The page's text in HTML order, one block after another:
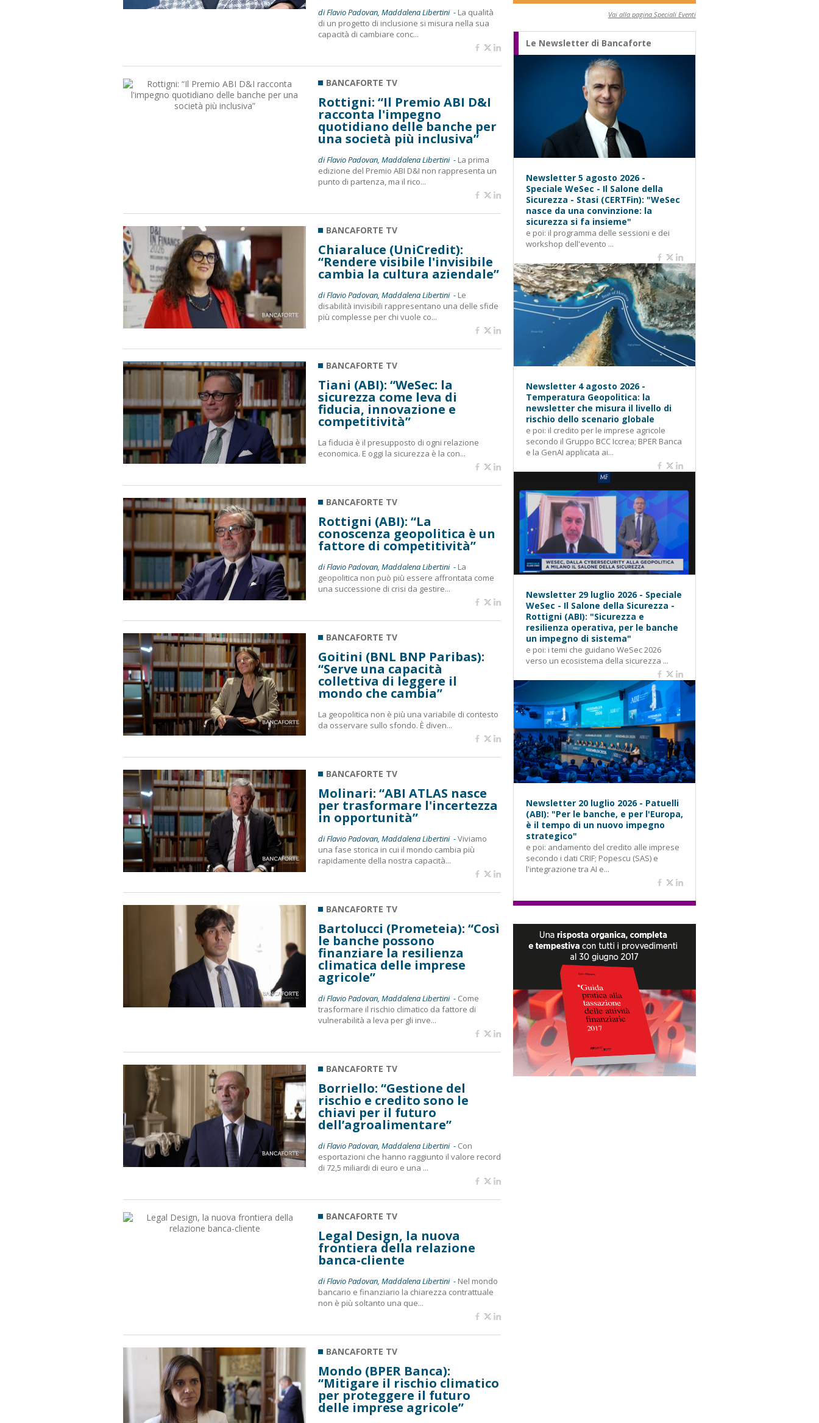
di Flavio Padovan, Maddalena Libertini - La qualità
di un progetto di inclusione si misura nella sua
capacità di cambiare conc...
BANCAFORTE TV
Rottigni: “Il Premio ABI D&I
racconta l'impegno
quotidiano delle banche per
una società più inclusiva”
di Flavio Padovan, Maddalena Libertini - La prima
edizione del Premio ABI D&I non rappresenta un
punto di partenza, ma il rico...
BANCAFORTE TV
Chiaraluce (UniCredit):
“Rendere visibile l'invisibile
cambia la cultura aziendale”
di Flavio Padovan, Maddalena Libertini - Le
disabilità invisibili rappresentano una delle sfide
più complesse per chi vuole co...
BANCAFORTE TV
Tiani (ABI): “WeSec: la
sicurezza come leva di
fiducia, innovazione e
competitività”
La fiducia è il presupposto di ogni relazione
economica. E oggi la sicurezza è la con...
BANCAFORTE TV
Rottigni (ABI): “La
conoscenza geopolitica è un
fattore di competitività”
di Flavio Padovan, Maddalena Libertini - La
geopolitica non può più essere affrontata come
una successione di crisi da gestire...
BANCAFORTE TV
Goitini (BNL BNP Paribas):
“Serve una capacità
collettiva di leggere il
mondo che cambia”
La geopolitica non è più una variabile di contesto
da osservare sullo sfondo. È diven...
BANCAFORTE TV
Molinari: “ABI ATLAS nasce
per trasformare l'incertezza
in opportunità”
di Flavio Padovan, Maddalena Libertini -Viviamo
una fase storica in cui il mondo cambia più
rapidamente della nostra capacità...
BANCAFORTE TV
Bartolucci (Prometeia): “Così
le banche possono
finanziare la resilienza
climatica delle imprese
agricole”
di Flavio Padovan, Maddalena Libertini - Come
trasformare il rischio climatico da fattore di
vulnerabilità a leva per gli inve...
BANCAFORTE TV
Borriello: “Gestione del
rischio e credito sono le
chiavi per il futuro
dell’agroalimentare”
di Flavio Padovan, Maddalena Libertini - Con
esportazioni che hanno raggiunto il valore record
di 72,5 miliardi di euro e una ...
BANCAFORTE TV
Legal Design, la nuova
frontiera della relazione
banca-cliente
di Flavio Padovan, Maddalena Libertini - Nel mondo
bancario e finanziario la chiarezza contrattuale
non è più soltanto una que...
BANCAFORTE TV
Mondo (BPER Banca):
“Mitigare il rischio climatico
per proteggere il futuro
delle imprese agricole”
Vai alla pagina Speciali Eventi
Le Newsletter di Bancaforte
Newsletter 5 agosto 2026 -
Speciale WeSec - Il Salone della
Sicurezza - Stasi (CERTFin): "WeSec
nasce da una convinzione: la
sicurezza si fa insieme"
e poi: il programma delle sessioni e dei
workshop dell'evento ...
Newsletter 4 agosto 2026 -
Temperatura Geopolitica: la
newsletter che misura il livello di
rischio dello scenario globale
e poi: il credito per le imprese agricole
secondo il Gruppo BCC Iccrea; BPER Banca
e la GenAI applicata ai...
Newsletter 29 luglio 2026 - Speciale
WeSec - Il Salone della Sicurezza -
Rottigni (ABI): "Sicurezza e
resilienza operativa, per le banche
un impegno di sistema"
e poi: i temi che guidano WeSec 2026
verso un ecosistema della sicurezza ...
Newsletter 20 luglio 2026 - Patuelli
(ABI): "Per le banche, e per l'Europa,
è il tempo di un nuovo impegno
strategico"
e poi: andamento del credito alle imprese
secondo i dati CRIF; Popescu (SAS) e
l'integrazione tra AI e...